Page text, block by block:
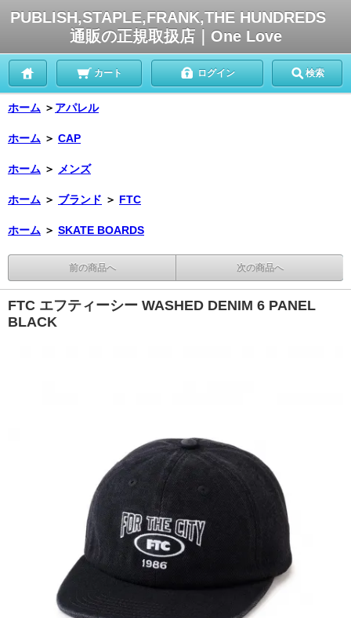
PUBLISH,STAPLE,FRANK,THE HUNDREDS
通販の正規取扱店｜One Love
カート ログイン 検索
ホーム ＞ アパレル
ホーム ＞ CAP
ホーム ＞ メンズ
ホーム ＞ ブランド ＞ FTC
ホーム ＞ SKATE BOARDS
前の商品へ 次の商品へ
FTC エフティーシー WASHED DENIM 6 PANEL
BLACK